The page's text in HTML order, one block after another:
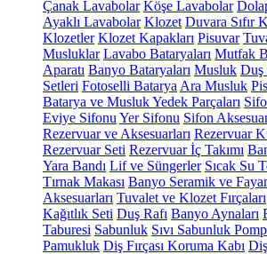
Çanak Lavabolar Köşe Lavabolar
Ayaklı Lavabolar Klozet Duvara Sıfır
Klozetler Klozet Kapakları Pisuvar
Musluklar Lavabo Bataryaları Mutfak
Aparatı Banyo Bataryaları Musluk Duş
Setleri Fotoselli Batarya Ara Musluk
Batarya ve Musluk Yedek Parçaları
Eviye Sifonu Yer Sifonu Sifon
Rezervuar ve Aksesuarları Rezervuar
Rezervuar Seti Rezervuar İç Takımı
Yara Bandı Lif ve Süngerler Sıcak Su
Tırnak Makası Banyo Seramik ve
Aksesuarları Tuvalet ve Klozet Fırçaları
Kağıtlık Seti Duş Rafı Banyo Aynaları
Taburesi Sabunluk Sıvı Sabunluk
Pamukluk Diş Fırçası Koruma Kabı